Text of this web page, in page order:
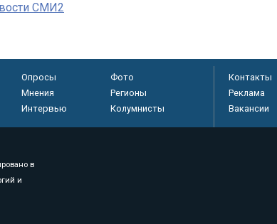
СМИ2
Опросы
Фото
Мнения
Регионы
Интервью Колумнисты
Контакты
Реклама
Вакансии
в
и